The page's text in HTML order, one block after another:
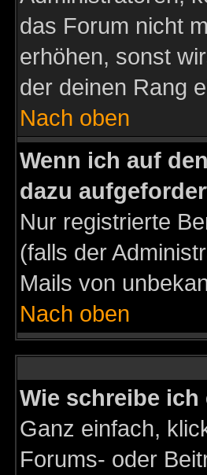
das Forum nicht
erhöhen, sonst
der deinen Rang
Nach oben
Wenn ich auf
dazu
Nur registrierte
(falls der
Mails von
Nach oben
Wie schreibe
Ganz einfach,
Forums- oder